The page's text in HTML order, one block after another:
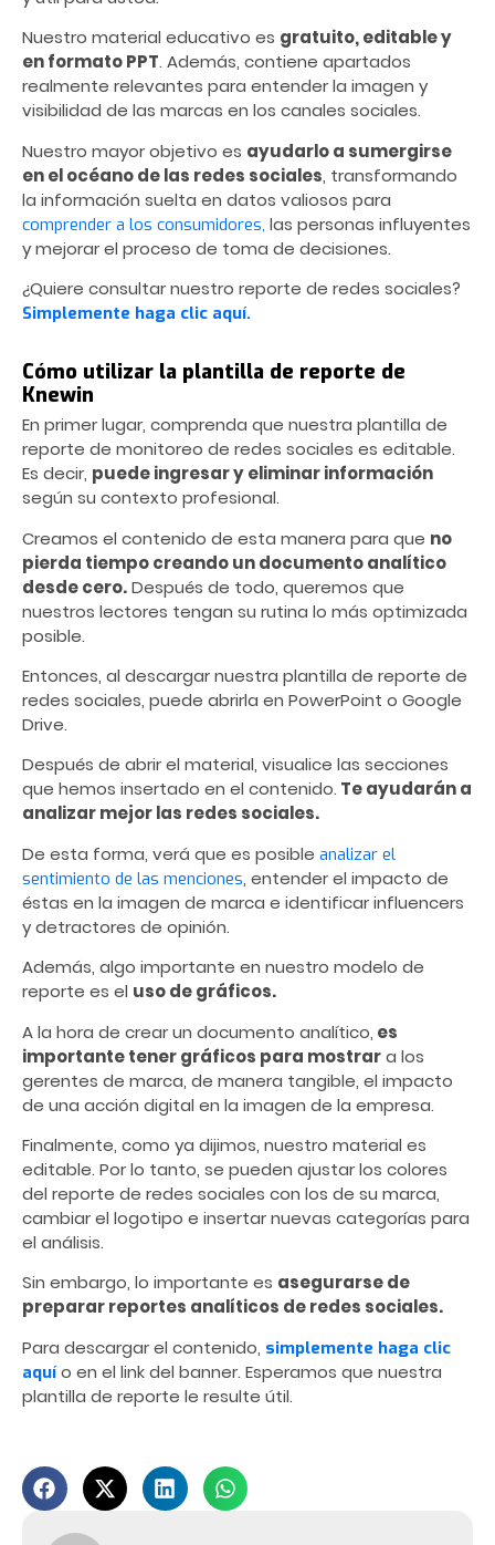
Nuestro material educativo es gratuito, editable y
en formato PPT. Además, contiene apartados
realmente relevantes para entender la imagen y
visibilidad de las marcas en los canales sociales.
Nuestro mayor objetivo es ayudarlo a sumergirse
en el océano de las redes sociales, transformando
la información suelta en datos valiosos para
comprender a los consumidores, las personas influyentes
y mejorar el proceso de toma de decisiones.
¿Quiere consultar nuestro reporte de redes sociales?
Simplemente haga clic aquí.
Cómo utilizar la plantilla de reporte de
Knewin
En primer lugar, comprenda que nuestra plantilla de
reporte de monitoreo de redes sociales es editable.
Es decir, puede ingresar y eliminar información
según su contexto profesional.
Creamos el contenido de esta manera para que no
pierda tiempo creando un documento analítico
desde cero.Después de todo, queremos que
nuestros lectores tengan su rutina lo más optimizada
posible.
Entonces, al descargar nuestra plantilla de reporte de
redes sociales, puede abrirla en PowerPoint o Google
Drive.
Después de abrir el material, visualice las secciones
que hemos insertado en el contenido. Te ayudarán a
analizar mejor las redes sociales.
De esta forma, verá que es posible analizar el
sentimiento de las menciones, entender el impacto de
éstas en la imagen de marca e identificar influencers
y detractores de opinión.
Además, algo importante en nuestro modelo de
reporte es el uso de gráficos.
A la hora de crear un documento analítico, es
importante tener gráficos para mostrara los
gerentes de marca, de manera tangible, el impacto
de una acción digital en la imagen de la empresa.
Finalmente, como ya dijimos, nuestro material es
editable. Por lo tanto, se pueden ajustar los colores
del reporte de redes sociales con los de su marca,
cambiar el logotipo e insertar nuevas categorías para
el análisis.
Sin embargo, lo importante es asegurarse de
preparar reportes analíticos de redes sociales.
Para descargar el contenido, simplemente haga clic
aquío en el link del banner. Esperamos que nuestra
plantilla de reporte le resulte útil.